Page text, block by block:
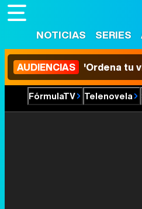
NOTICIAS SERIES
AUDIENCIAS 'Ordena tu
FórmulaTV Telenovela